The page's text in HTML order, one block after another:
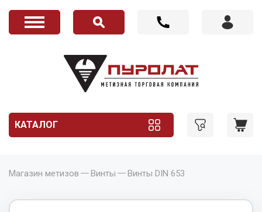
КАТАЛОГ
Магазин метизов Винты Винты DIN 653